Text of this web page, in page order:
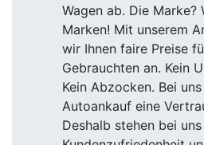
Wagen ab. Die Marke?
Marken! Mit unserem
wir Ihnen faire Preise
Gebrauchten an. Kein
Kein Abzocken. Bei
Autoankauf eine
Deshalb stehen bei